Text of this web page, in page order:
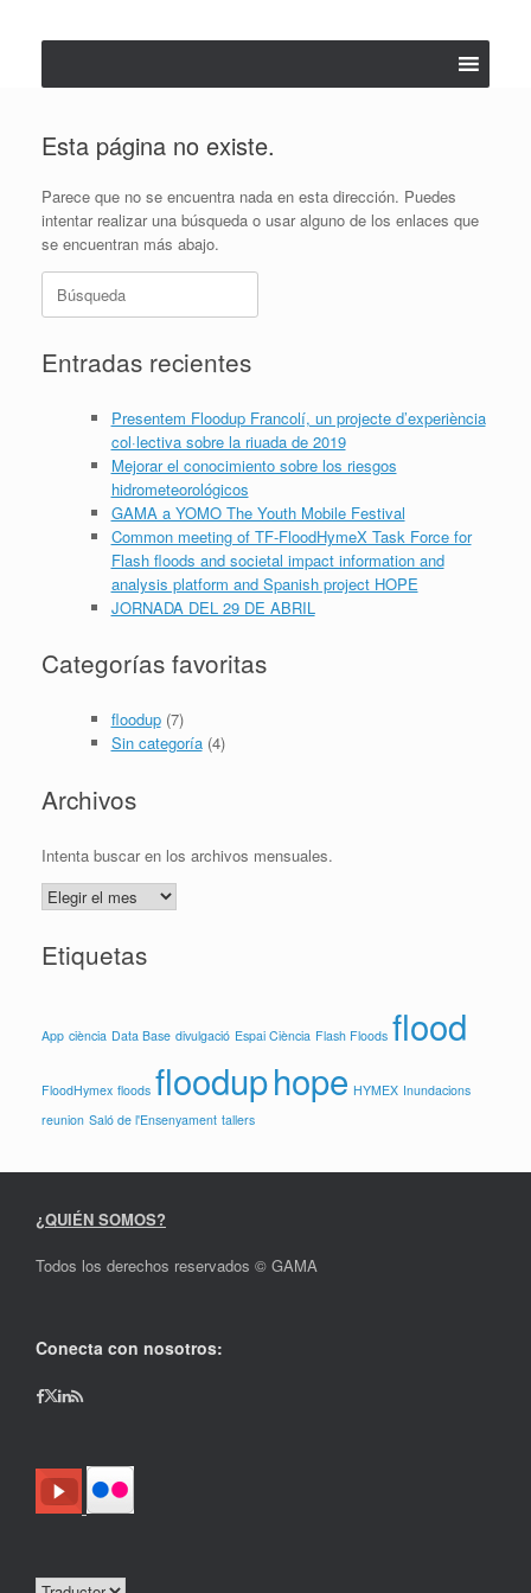
Esta página no existe.
Parece que no se encuentra nada en esta dirección. Puedes
intentar realizar una búsqueda o usar alguno de los enlaces que
se encuentran más abajo.
Buscar:
Entradas recientes
Presentem Floodup Francolí, un projecte d’experiència
col·lectiva sobre la riuada de 2019
Mejorar el conocimiento sobre los riesgos
hidrometeorológicos
GAMA a YOMO The Youth Mobile Festival
Common meeting of TF-FloodHymeX Task Force for
Flash floods and societal impact information and
analysis platform and Spanish project HOPE
JORNADA DEL 29 DE ABRIL
Categorías favoritas
floodup(7)
Sin categoría(4)
Archivos
Intenta buscar en los archivos mensuales.
Archivos
Etiquetas
App ciència Data Base divulgació Espai Ciència Flash Floods flood
FloodHymex floods flooduphope HYMEX Inundacions
reunion Saló de l'Ensenyament tallers
¿QUIÉN SOMOS?
Todos los derechos reservados © GAMA
Conecta con nosotros: